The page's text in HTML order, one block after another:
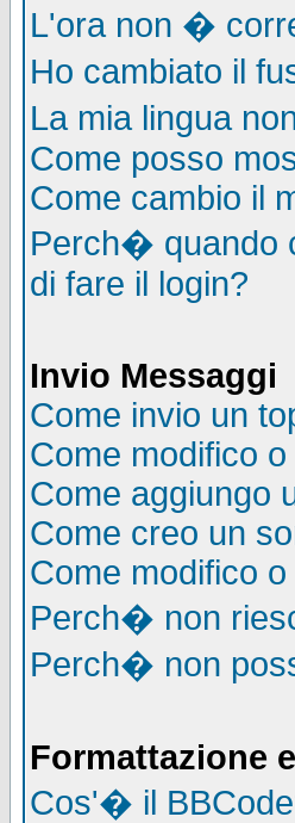
L'ora non �
Ho cambiato il
La mia lingua
Come posso
Come cambio il
Perch� quando
di fare il login?
Invio Messaggi
Come invio un
Come modifico
Come aggiungo
Come creo un
Come modifico
Perch� non
Perch� non
Formattazione
Cos'� il